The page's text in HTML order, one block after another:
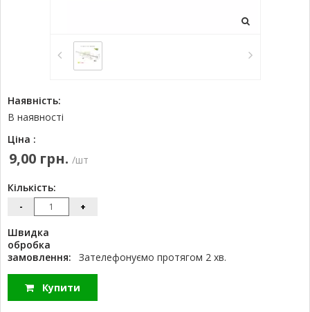
Наявність:
В наявності
Ціна :
9,00 грн. /шт
Кількість:
- +
Швидка
обробка
замовлення:
Зателефонуємо протягом 2 хв.
Купити